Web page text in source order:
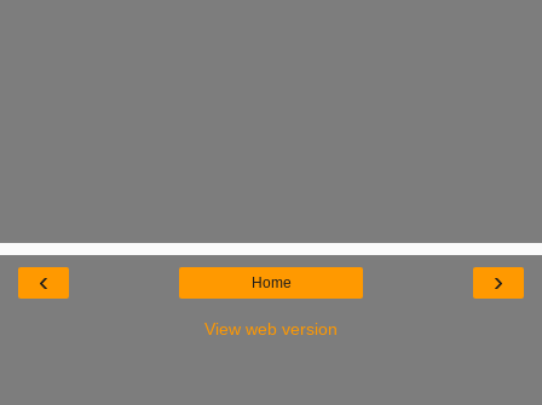
‹ ›
Home
View web version